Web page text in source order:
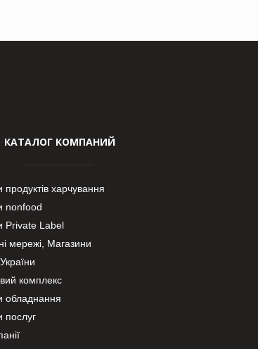
КАТАЛОГ КОМПАНИЙ
продуктів харчування
nonfood
Private Label
мережі, Магазини
комплекс
обладнання
послуг